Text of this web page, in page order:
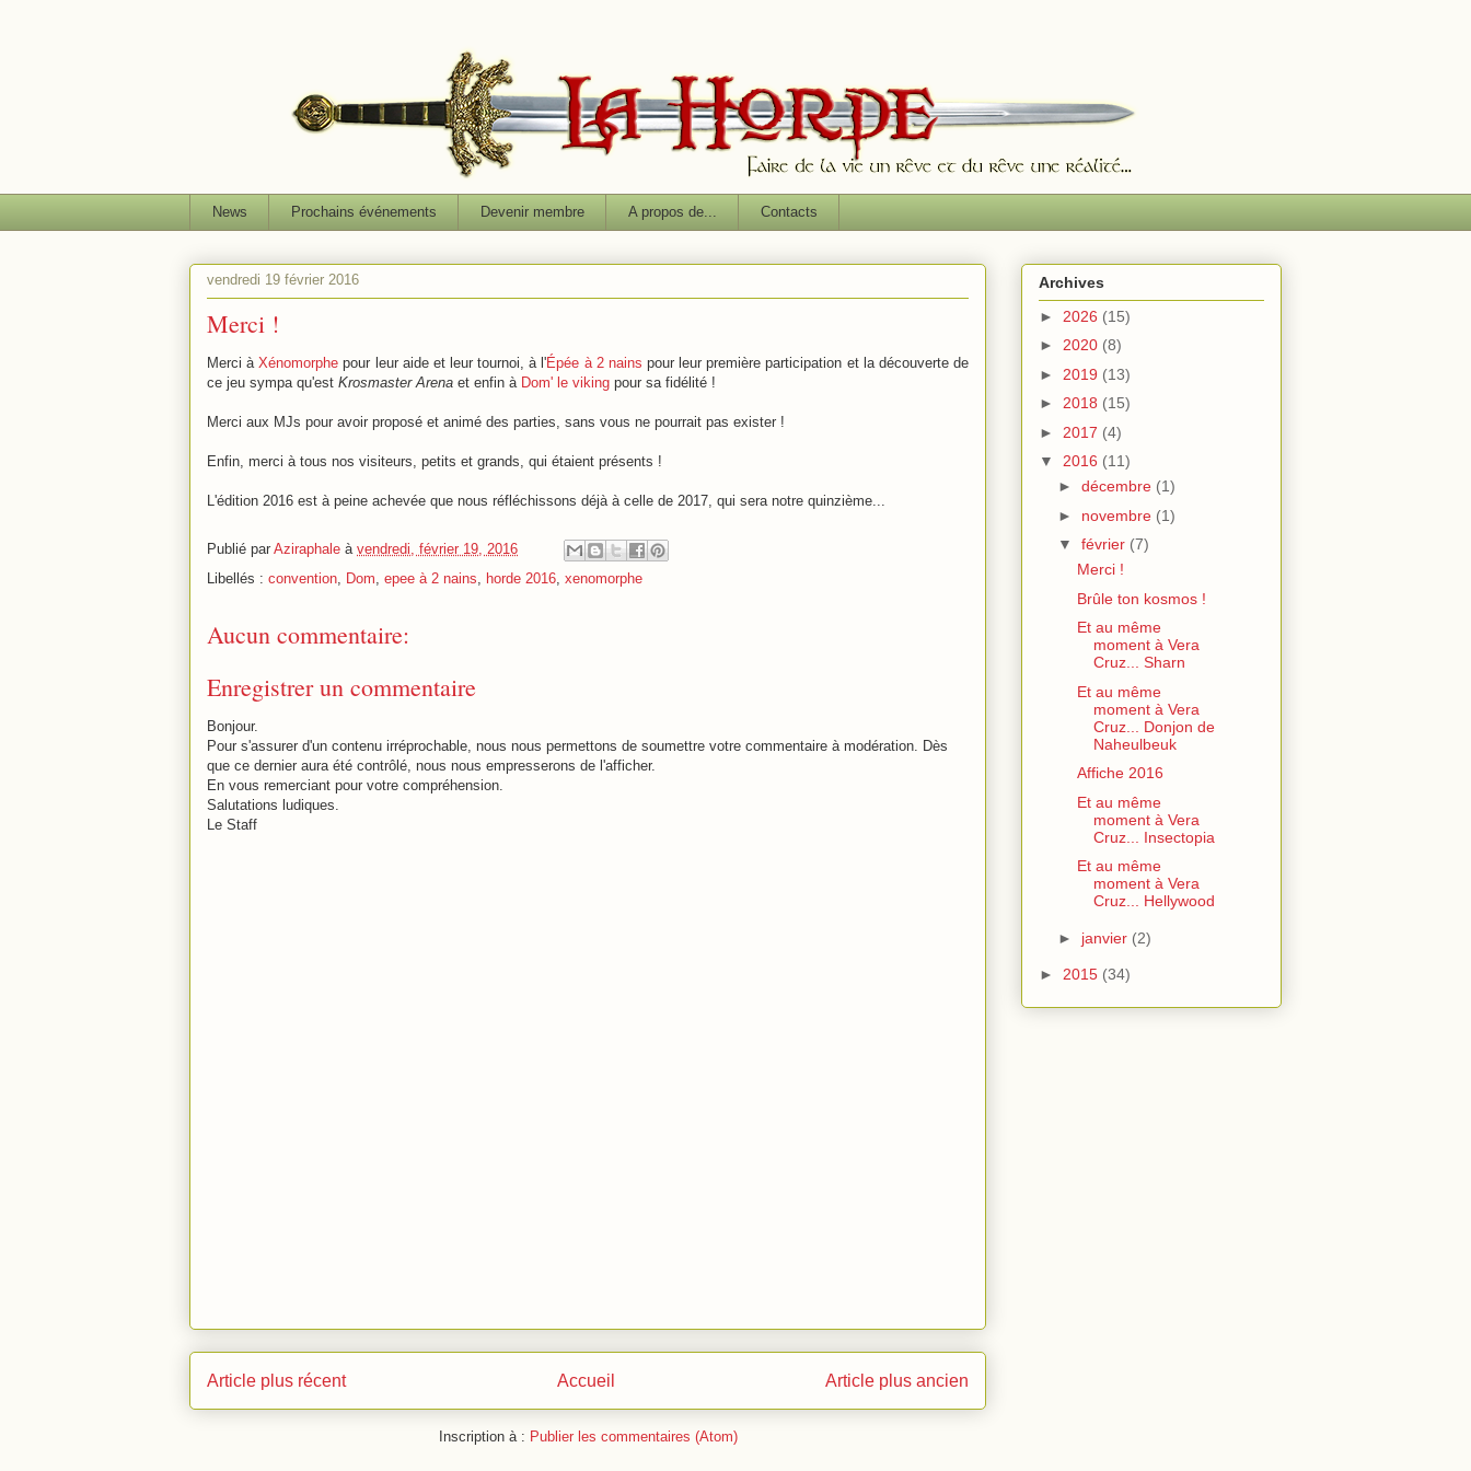
News Prochains événements Devenir membre A propos de... Contacts
vendredi 19 février 2016
Merci !
Merci àXénomorphe pour leur aide et leur tournoi, à l'Épée à 2 nains pour leur première participation et la découverte de
ce jeu sympa qu'est Krosmaster Arena et enfin à Dom' le viking pour sa fidélité !
Merci aux MJs pour avoir proposé et animé des parties, sans vous ne pourrait pas exister !
Enfin, merci à tous nos visiteurs, petits et grands, qui étaient présents !
L'édition 2016 est à peine achevée que nous réfléchissons déjà à celle de 2017, qui sera notre quinzième...
Publié par Aziraphale à vendredi, février 19, 2016
Libellés : convention Dom epee à 2 nains horde 2016 xenomorphe
Aucun commentaire:
Enregistrer un commentaire
Bonjour.
Pour s'assurer d'un contenu irréprochable, nous nous permettons de soumettre votre commentaire à modération. Dès
que ce dernier aura été contrôlé, nous nous empresserons de l'afficher.
En vous remerciant pour votre compréhension.
Salutations ludiques.
Le Staff
Article plus récent Article plus ancien
Accueil
Inscription à : Publier les commentaires (Atom)
Archives
► 2026 (15)
► 2020 (8)
► 2019 (13)
► 2018 (15)
► 2017 (4)
▼ 2016 (11)
► décembre (1)
► novembre (1)
▼ février (7)
Merci !
Brûle ton kosmos !
Et au même
moment à Vera
Cruz... Sharn
Et au même
moment à Vera
Cruz... Donjon de
Naheulbeuk
Affiche 2016
Et au même
moment à Vera
Cruz... Insectopia
Et au même
moment à Vera
Cruz... Hellywood
► janvier (2)
► 2015 (34)